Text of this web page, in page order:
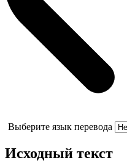
Выберите язык перевода
Исходный текст